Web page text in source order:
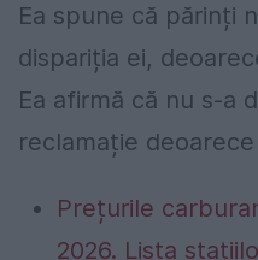
Ea spune că părinți
dispariția ei,
Ea afirmă că nu s-a
reclamație
Prețurile
2026. Lista